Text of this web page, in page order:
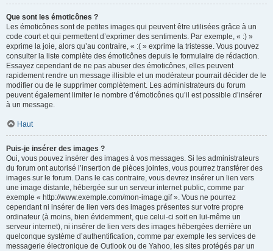
Que sont les émoticônes ?
Les émoticônes sont de petites images qui peuvent être utilisées grâce à un
code court et qui permettent d’exprimer des sentiments. Par exemple, « :) »
exprime la joie, alors qu’au contraire, « :( » exprime la tristesse. Vous pouvez
consulter la liste complète des émoticônes depuis le formulaire de rédaction.
Essayez cependant de ne pas abuser des émoticônes, elles peuvent
rapidement rendre un message illisible et un modérateur pourrait décider de le
modifier ou de le supprimer complètement. Les administrateurs du forum
peuvent également limiter le nombre d’émoticônes qu’il est possible d’insérer
à un message.
Haut
Puis-je insérer des images ?
Oui, vous pouvez insérer des images à vos messages. Si les administrateurs
du forum ont autorisé l’insertion de pièces jointes, vous pourrez transférer des
images sur le forum. Dans le cas contraire, vous devrez insérer un lien vers
une image distante, hébergée sur un serveur internet public, comme par
exemple « http://www.exemple.com/mon-image.gif ». Vous ne pourrez
cependant ni insérer de lien vers des images présentes sur votre propre
ordinateur (à moins, bien évidemment, que celui-ci soit en lui-même un
serveur internet), ni insérer de lien vers des images hébergées derrière un
quelconque système d’authentification, comme par exemple les services de
messagerie électronique de Outlook ou de Yahoo, les sites protégés par un